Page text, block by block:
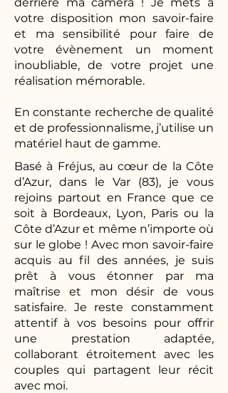
votre disposition mon savoir-faire
et ma sensibilité pour faire de
votre évènement un moment
inoubliable, de votre projet une
réalisation mémorable.
En constante recherche de qualité
et de professionnalisme, j’utilise un
matériel haut de gamme.
Basé à Fréjus, au cœur de la Côte
d’Azur, dans le Var (83), je vous
rejoins partout en France que ce
soit à Bordeaux, Lyon, Paris ou la
Côte d’Azur et même n’importe où
sur le globe ! Avec mon savoir-faire
acquis au fil des années, je suis
prêt à vous étonner par ma
maîtrise et mon désir de vous
satisfaire. Je reste constamment
attentif à vos besoins pour offrir
une prestation adaptée,
collaborant étroitement avec les
couples qui partagent leur récit
avec moi.